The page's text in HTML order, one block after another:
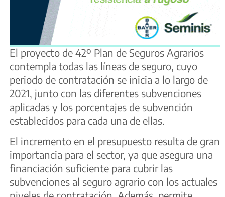
El proyecto de 42º Plan de Seguros Agrarios
contempla todas las líneas de seguro, cuyo
periodo de contratación se inicia a lo largo de
2021, junto con las diferentes subvenciones
aplicadas y los porcentajes de subvención
establecidos para cada una de ellas.
El incremento en el presupuesto resulta de gran
importancia para el sector, ya que asegura una
financiación suficiente para cubrir las
subvenciones al seguro agrario con los actuales